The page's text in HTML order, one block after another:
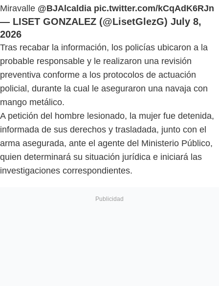
Miravalle @BJAlcaldia pic.twitter.com/kCqAdK6RJn
— LISET GONZALEZ (@LisetGlezG) July 8,
2026
Tras recabar la información, los policías ubicaron a la
probable responsable y le realizaron una revisión
preventiva conforme a los protocolos de actuación
policial, durante la cual le aseguraron una navaja con
mango metálico.
A petición del hombre lesionado, la mujer fue detenida,
informada de sus derechos y trasladada, junto con el
arma asegurada, ante el agente del Ministerio Público,
quien determinará su situación jurídica e iniciará las
investigaciones correspondientes.